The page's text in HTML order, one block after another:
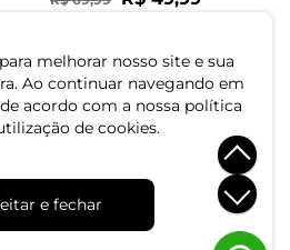
melhorar nosso site e sua
Ao continuar navegando em
acordo com a nossa política
de cookies.
e fechar
-9%
Manta Para Sofá Sevilha 240
Cm x 170 Cm Adomes Bege
R$ 99,99
ou 3x de R$ 33,33 sem juros